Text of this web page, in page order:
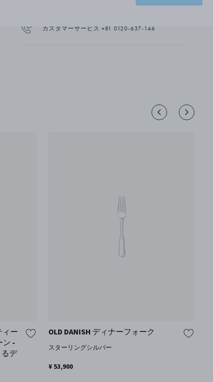
カスタマーサービス +81 0120-637-146
ィー
ン -
デ
OLD DANISH ディナーフォーク
スターリングシルバー
¥ 53,900